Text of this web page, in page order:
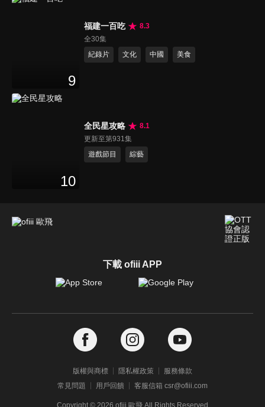
9
福建一百吃
8.3
全30集
紀錄片
文化 中國 美食
10
全民星攻略
8.1
更新至第931集
遊戲節目
綜藝
下載 ofiii APP
版權與商標 隱私權政策
服務條款
常見問題
用戶回饋 客服信箱 csr@ofiii.com
Copyright © 2026 ofiii 歐飛 All Rights Reserved